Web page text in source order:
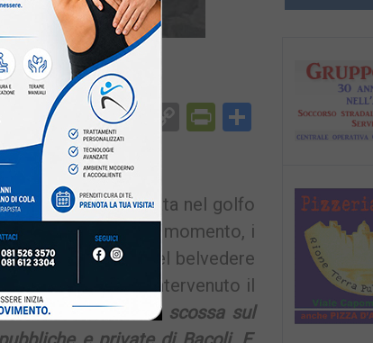
Messenger
WhatsApp
Telegram
X EmailCopyPrintFriendly
Condividi
4.4 è stata registrata nel golfo
e, in questo momento, i
parte del’arco del belvedere
Sui social è intervenuto il
avvertito una forte scossa sul